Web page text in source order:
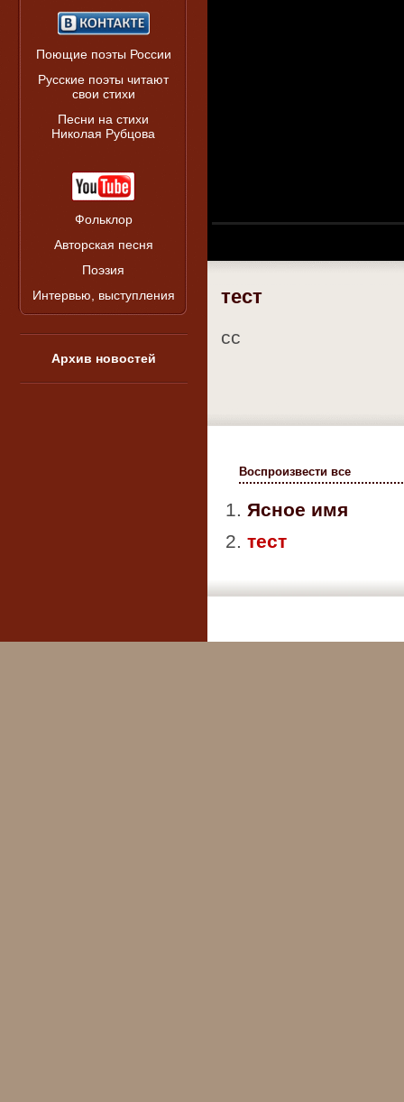
Поющие поэты России
Русские поэты читают
свои стихи
Песни на стихи
Николая Рубцова
Фольклор
Авторская песня
Поэзия
Интервью, выступления
Архив новостей
тест
сс
Воспроизвести все
1.
Ясное имя
2. тест